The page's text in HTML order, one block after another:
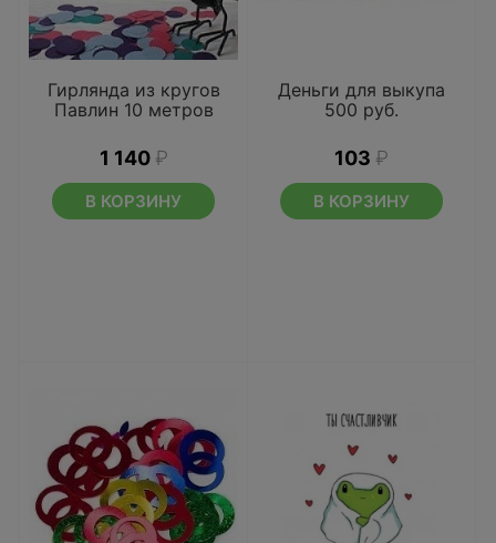
Гирлянда из кругов
Павлин 10 метров
1 140 ₽
В КОРЗИНУ
Деньги для выкупа
500 руб.
103 ₽
В КОРЗИНУ